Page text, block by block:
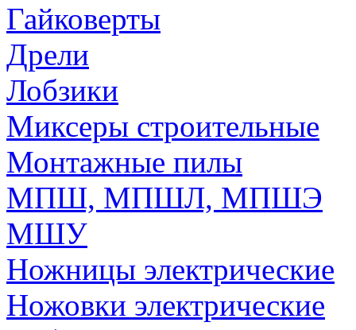
Гайковерты
Дрели
Лобзики
Миксеры строительные
Монтажные пилы
МПШ, МПШЛ, МПШЭ
МШУ
Ножницы электрические
Ножовки электрические